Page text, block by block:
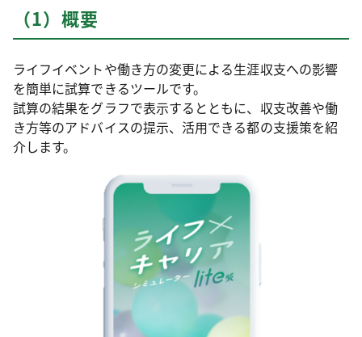
（1）概要
ライフイベントや働き方の変更による生涯収支への影響
を簡単に試算できるツールです。
試算の結果をグラフで表示するとともに、収支改善や働
き方等のアドバイスの提示、活用できる都の支援策を紹
介します。